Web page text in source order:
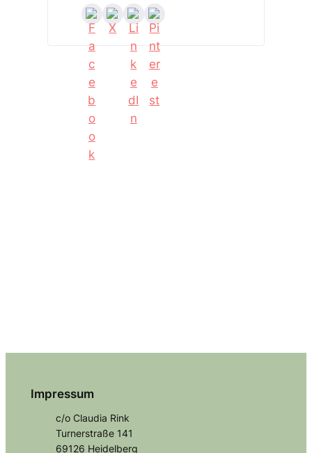
Impressum
c/o Claudia Rink
Turnerstraße 141
69126 Heidelberg